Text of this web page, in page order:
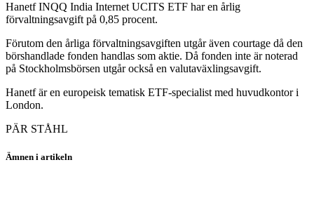
Hanetf INQQ India Internet UCITS ETF har en årlig
förvaltningsavgift på 0,85 procent.
Förutom den årliga förvaltningsavgiften utgår även courtage då den
börshandlade fonden handlas som aktie. Då fonden inte är noterad
på Stockholmsbörsen utgår också en valutaväxlingsavgift.
Hanetf är en europeisk tematisk ETF-specialist med huvudkontor i
London.
PÄR STÅHL
Ämnen i artikeln